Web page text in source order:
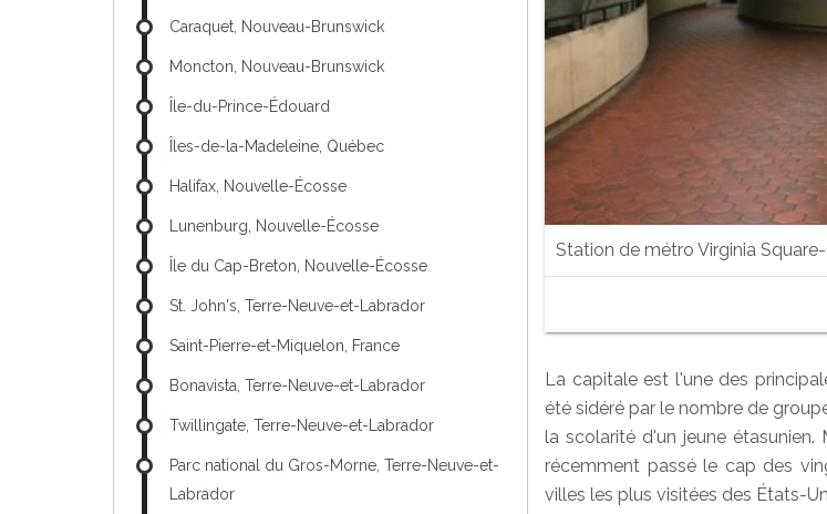
Station de métro Virginia
La capitale est l'une des
été sidéré par le nombre de
la scolarité d'un jeune
récemment passé le cap des
villes les plus visitées des États-
Caraquet, Nouveau-Brunswick
Moncton, Nouveau-Brunswick
Île-du-Prince-Édouard
Îles-de-la-Madeleine, Québec
Halifax, Nouvelle-Écosse
Lunenburg, Nouvelle-Écosse
Île du Cap-Breton, Nouvelle-Écosse
St. John's, Terre-Neuve-et-Labrador
Saint-Pierre-et-Miquelon, France
Bonavista, Terre-Neuve-et-Labrador
Twillingate, Terre-Neuve-et-Labrador
Parc national du Gros-Morne, Terre-Neuve-et-
Labrador